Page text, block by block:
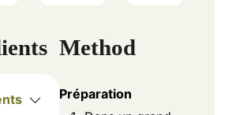
Method
Préparation